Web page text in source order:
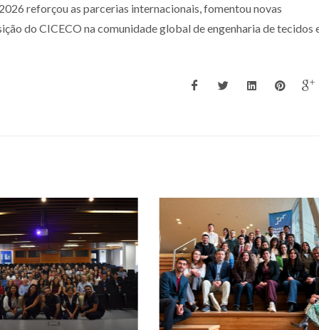
reforçou as parcerias internacionais, fomentou novas
do CICECO na comunidade global de engenharia de tecidos